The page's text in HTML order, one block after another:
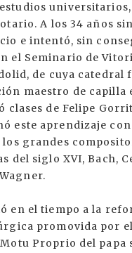
A los 34 años
e intentó, sin
el Seminario de
de cuya catedral
maestro de capilla
clases de Felipe
este aprendizaje
los grandes
del siglo XVI, Bach,
en el tiempo a la
promovida por
Proprio del papa